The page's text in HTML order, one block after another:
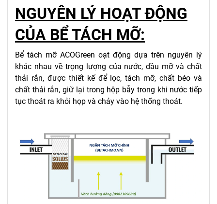
NGUYÊN LÝ HOẠT ĐỘNG
CỦA BỂ TÁCH MỠ:
Bể tách mỡ ACOGreen oạt động dựa trên nguyên lý
khác nhau về trọng lượng của nước, dầu mỡ và chất
thải rắn, được thiết kế để lọc, tách mỡ, chất béo và
chất thải rắn, giữ lại trong hộp bẫy trong khi nước tiếp
tục thoát ra khỏi họp và chảy vào hệ thống thoát.